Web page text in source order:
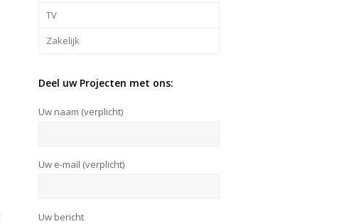
TV
Zakelijk
Deel uw Projecten met ons:
Uw naam (verplicht)
Uw e-mail (verplicht)
Uw bericht